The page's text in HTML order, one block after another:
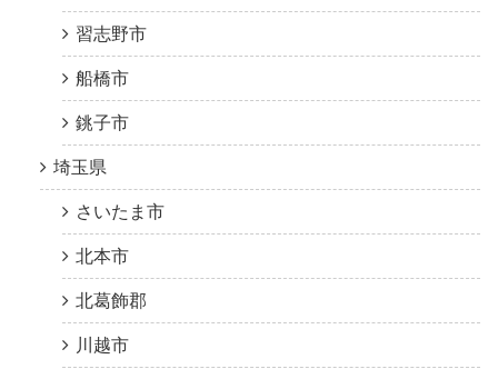
習志野市
船橋市
銚子市
埼玉県
さいたま市
北本市
北葛飾郡
川越市